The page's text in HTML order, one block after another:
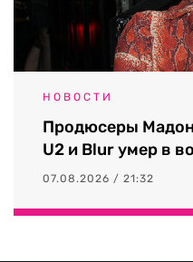
НОВОСТИ
Продюсеры
U2 и Blur умер в
07.08.2026 / 21:32